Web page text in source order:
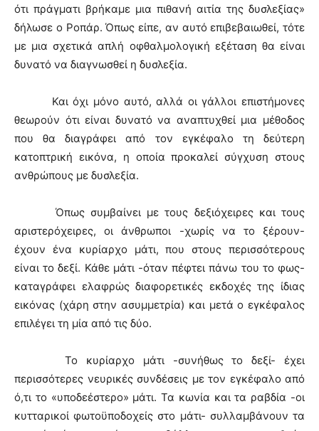
ότι πράγματι βρήκαμε μια πιθανή αιτία της δυσλεξίας»
δήλωσε ο Ροπάρ. Όπως είπε, αν αυτό επιβεβαιωθεί, τότε
με μια σχετικά απλή οφθαλμολογική εξέταση θα είναι
δυνατό να διαγνωσθεί η δυσλεξία.
Και όχι μόνο αυτό, αλλά οι γάλλοι επιστήμονες
θεωρούν ότι είναι δυνατό να αναπτυχθεί μια μέθοδος
που θα διαγράφει από τον εγκέφαλο τη δεύτερη
κατοπτρική εικόνα, η οποία προκαλεί σύγχυση στους
ανθρώπους με δυσλεξία.
Όπως συμβαίνει με τους δεξιόχειρες και τους
αριστερόχειρες, οι άνθρωποι -χωρίς να το ξέρουν-
έχουν ένα κυρίαρχο μάτι, που στους περισσότερους
είναι το δεξί. Κάθε μάτι -όταν πέφτει πάνω του το φως-
καταγράφει ελαφρώς διαφορετικές εκδοχές της ίδιας
εικόνας (χάρη στην ασυμμετρία) και μετά ο εγκέφαλος
επιλέγει τη μία από τις δύο.
Το κυρίαρχο μάτι -συνήθως το δεξί- έχει
περισσότερες νευρικές συνδέσεις με τον εγκέφαλο από
ό,τι το «υποδεέστερο» μάτι. Τα κωνία και τα ραβδία -οι
κυτταρικοί φωτοϋποδοχείς στο μάτι- συλλαμβάνουν τα